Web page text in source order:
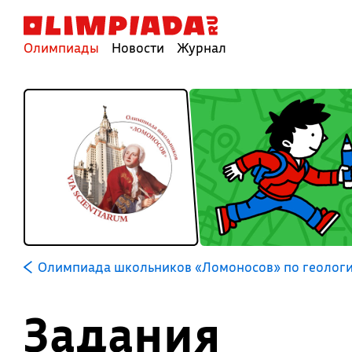
Олимпиады Новости Журнал
Олимпиада школьников «Ломоносов» по
Задания